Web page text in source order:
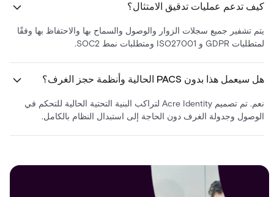
كيف تدعم عمليات تدقيق الامتثال؟
يتم تشفير جميع سجلات الزوار والوصول والسماح بها والاحتفاظ بها وفقًا
لمتطلبات GDPR و ISO27001 ومتطلبات نمط SOC2.
هل سيعمل هذا بدون PACS الحالية وأنظمة حجز الغرف؟
نعم. تم تصميم Acre Identity لتراكب البنية التحتية الحالية للتحكم في
الوصول وجدولة الغرف دون الحاجة إلى استبدال النظام بالكامل.